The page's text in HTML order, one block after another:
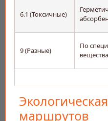
6.1 (Токсичные)
9 (Разные)
По
вещества
маршрутов